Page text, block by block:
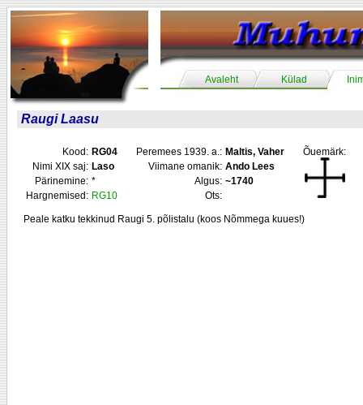
Avaleht Külad
Raugi Laasu
Kood: RG04 Peremees 1939. a.: Maltis, Vaher
Õuemärk:
Nimi XIX saj: Laso Viimane omanik: Ando Lees
Pärinemine: * Algus: ~1740
Hargnemised: RG10 Ots:
Peale katku tekkinud Raugi 5. põlistalu (koos Nõmmega kuues!)